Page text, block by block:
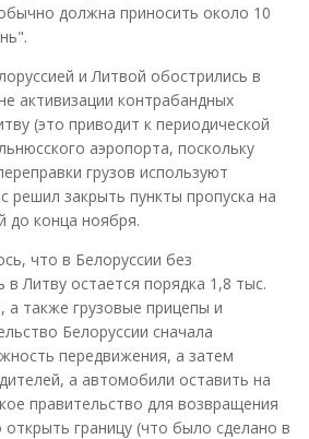
должна приносить около 10
и Литвой обострились в
активизации контрабандных
(это приводит к периодической
аэропорта, поскольку
грузов используют
закрыть пункты пропуска на
до конца ноября.
что в Белоруссии без
Литву остается порядка 1,8 тыс.
а также грузовые прицепы и
Белоруссии сначала
передвижения, а затем
а автомобили оставить на
правительство для возвращения
границу (что было сделано в